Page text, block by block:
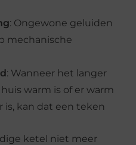
: Ongewone geluiden
mechanische
: Wanneer het langer
warm is of er warm
is, kan dat een teken
ketel niet meer